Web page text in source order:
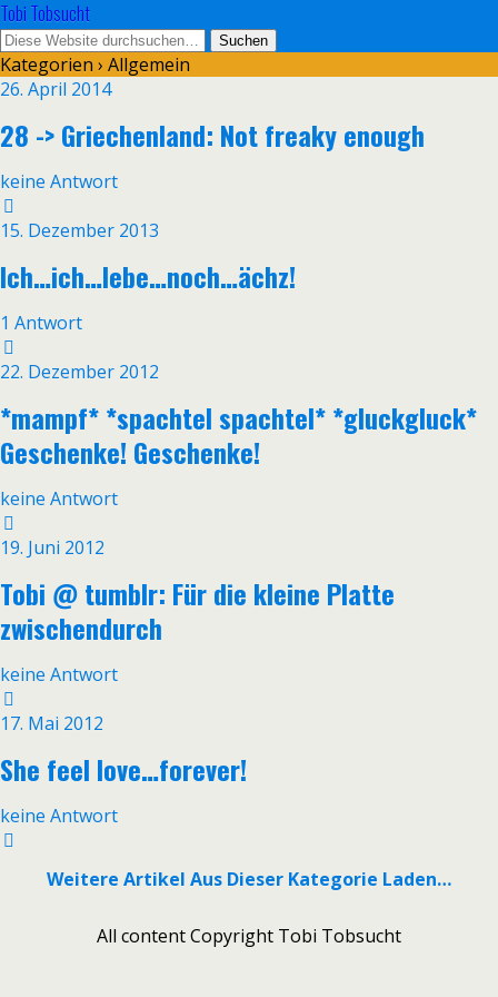
Tobi Tobsucht
Kategorien › Allgemein
26. April 2014
28 -> Griechenland: Not freaky enough
keine Antwort
15. Dezember 2013
Ich…ich…lebe…noch…ächz!
1 Antwort
22. Dezember 2012
*mampf* *spachtel spachtel* *gluckgluck*
Geschenke! Geschenke!
keine Antwort
19. Juni 2012
Tobi @ tumblr: Für die kleine Platte
zwischendurch
keine Antwort
17. Mai 2012
She feel love…forever!
keine Antwort
Weitere Artikel Aus Dieser Kategorie Laden…
All content Copyright Tobi Tobsucht